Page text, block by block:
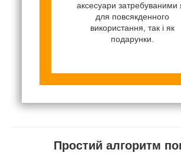
аксесуари затребуваними
для повсякденного
використання, так і як
подарунки.
Простий алгоритм